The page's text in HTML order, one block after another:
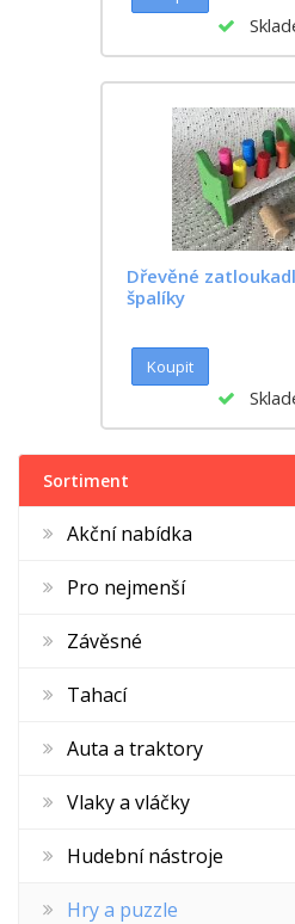
Dřevěné
špalíky
Sortiment
Akční nabídka
Pro nejmenší
Závěsné
Tahací
Auta a traktory
Vlaky a vláčky
Hudební nástroje
Hry a puzzle